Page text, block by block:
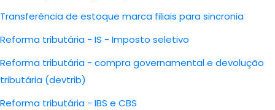
Transferência de estoque marca filiais para sincronia
Reforma tributária - IS - Imposto seletivo
Reforma tributária - compra governamental e devolução
tributária (devtrib)
Reforma tributária - IBS e CBS